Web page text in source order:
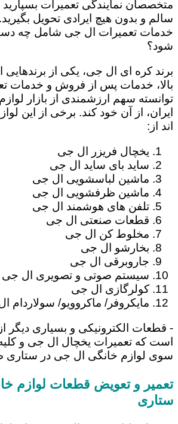
متخصصان نمایندگی تعمیرات
سالم و بدون هیچ ایرادی تحویل بگیرید.
خدمات تعمیرات ال جی شامل چه
شود؟
برند کره ای ال جی، یکی از
بالا، خدمات پس از فروش و خدمات
توانسته سهم ارزشمندی از بازار
ایران، از آن خود کند. برخی از این
اند از:
یخچال فریزر ال جی
ساید بای ساید ال جی
ماشین لباسشویی ال جی
ماشین ظرفشویی ال جی
تلفن های هوشمند ال جی
قطعات صنعتی ال جی
مخلوط کن ال جی
بخارشو ال جی
جاروبرقی ال جی
سیستم صوتی و تصویری ال جی
کولرگازی ال جی
مایکروفر/ ماکروویو/ سولاردام
- قطعات الکترونیکی و بسیاری دیگر
است که تعمیرات یخچال ال جی و کلیه
سوی لوازم خانگی ال جی در
تعمیر و تعویض قطعات لوازم
ستاری